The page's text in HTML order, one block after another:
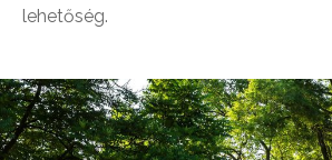
lehetőség.